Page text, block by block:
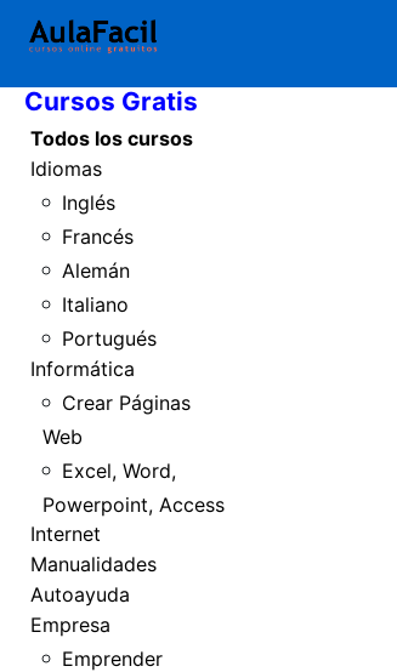
Inicio
Cursos Gratis
Todos los cursos
Idiomas
Inglés
Francés
Alemán
Italiano
Portugués
Informática
Crear Páginas
Web
Excel, Word,
Powerpoint, Access
Internet
Manualidades
Autoayuda
Empresa
Emprender